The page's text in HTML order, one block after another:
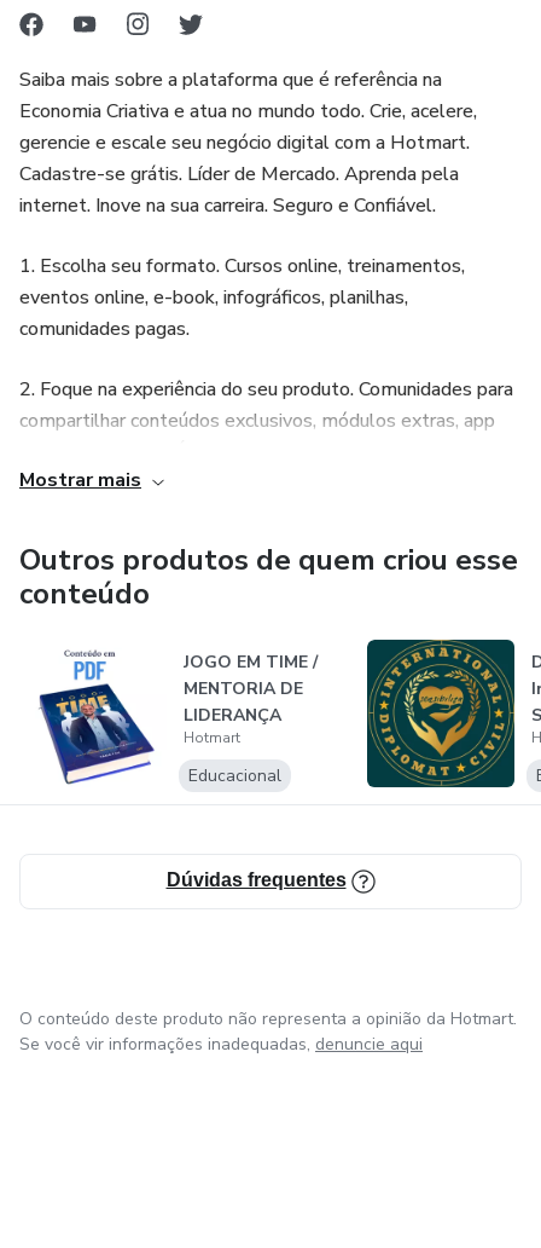
sustentabilidade profissional e humanitária na area do
ESTUDOS CAPACITATIVOS
Você não vai ter que se preocupar com configurações
complicadas nem fazer provas difíceis para provar sua
capacidade, os treinamentos são dinâmicos e de fácil
entendimento. O foco principal do portal é despertar o
empreendedor que existe dentro de cada ser humano,
universitário. Para tanto, iremos criar uma rede de apoio
onde cada membro se torne afiliado e ganhe também
Saiba mais sobre a plataforma que é referência na
Economia Criativa e atua no mundo todo. Crie, acelere,
gerencie e escale seu negócio digital com a Hotmart.
Cadastre-se grátis. Líder de Mercado. Aprenda pela
internet. Inove na sua carreira. Seguro e Confiável.
1. Escolha seu formato. Cursos online, treinamentos,
eventos online, e-book, infográficos, planilhas,
comunidades pagas.
2. Foque na experiência do seu produto. Comunidades para
compartilhar conteúdos exclusivos, módulos extras, app
Teste grátis, Pagamentos parcelados, Cupons de
desconto, Upsell, Cross sell.
Mostrar mais
Outros produtos de quem criou esse
conteúdo
JOGO EM TIME /
MENTORIA DE
LIDERANÇA
Hotmart
Educacional
Dúvidas frequentes
O conteúdo deste produto não representa a opinião da Hotmart.
Se você vir informações inadequadas, denuncie aqui